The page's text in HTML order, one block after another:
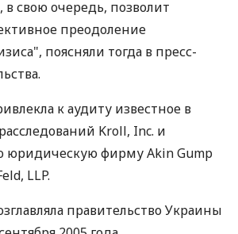
свою очередь, позволит
преодоление
поясняли тогда в пресс-
к аудиту известное в
Kroll, Inc. и
фирму Akin Gump
LLP.
правительство Украины